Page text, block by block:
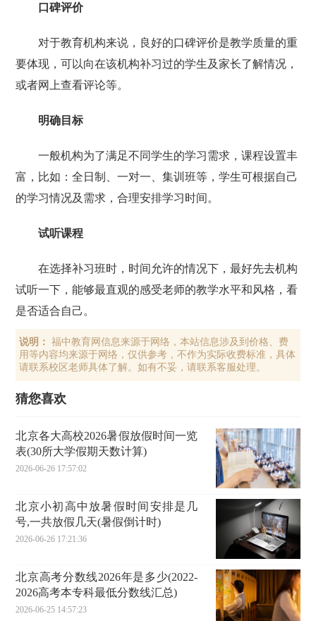
口碑评价
对于教育机构来说，良好的口碑评价是教学质量的重
要体现，可以向在该机构补习过的学生及家长了解情况，
或者网上查看评论等。
明确目标
一般机构为了满足不同学生的学习需求，课程设置丰
富，比如：全日制、一对一、集训班等，学生可根据自己
的学习情况及需求，合理安排学习时间。
试听课程
在选择补习班时，时间允许的情况下，最好先去机构
试听一下，能够最直观的感受老师的教学水平和风格，看
是否适合自己。
说明：
福中教育网信息来源于网络，本站信息涉及到价格、费
用等内容均来源于网络，仅供参考，不作为实际收费标准，具体
请联系校区老师具体了解。如有不妥，请联系客服处理。
猜您喜欢
北京各大高校2026暑假放假时间一览
表(30所大学假期天数计算)
2026-06-26 17:57:02
北京小初高中放暑假时间安排是几
号,一共放假几天(暑假倒计时)
2026-06-26 17:21:36
北京高考分数线2026年是多少(2022-
2026高考本专科最低分数线汇总)
2026-06-25 14:57:23